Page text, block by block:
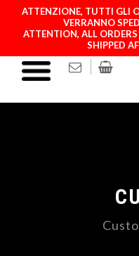
ATTENZIONE, TUTTI GLI
VERRANNO
ATTENTION, ALL
SHIPPED